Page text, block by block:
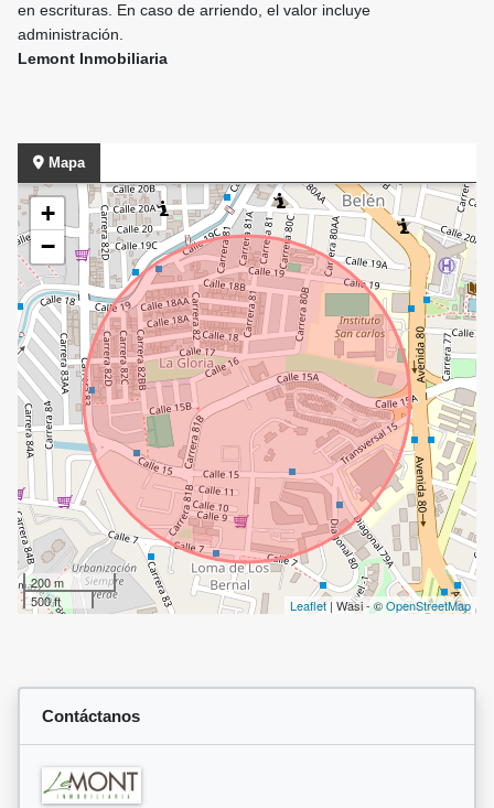
en escrituras. En caso de arriendo, el valor incluye
administración.
Lemont Inmobiliaria
Mapa
+
−
200 m
500 ft
Leaflet | Wasi - ©OpenStreetMap
Contáctanos